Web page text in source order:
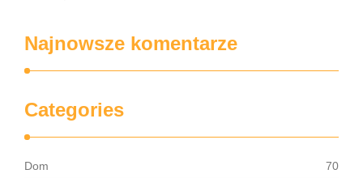
Najnowsze komentarze
Categories
Dom
70